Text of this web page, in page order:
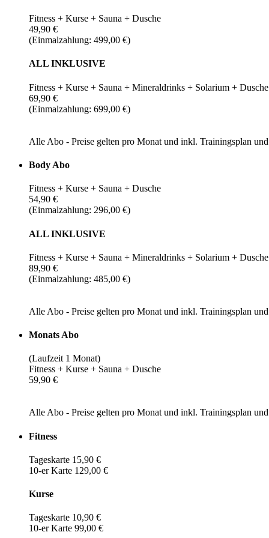
Fitness + Kurse + Sauna + Dusche
49,90 €
(Einmalzahlung: 499,00 €)
ALL INKLUSIVE
Fitness + Kurse + Sauna + Mineraldrinks + Solarium + Dusche
69,90 €
(Einmalzahlung: 699,00 €)
Alle Abo - Preise gelten pro Monat und inkl. Trainingsplan
Body Abo
Fitness + Kurse + Sauna + Dusche
54,90 €
(Einmalzahlung: 296,00 €)
ALL INKLUSIVE
Fitness + Kurse + Sauna + Mineraldrinks + Solarium + Dusche
89,90 €
(Einmalzahlung: 485,00 €)
Alle Abo - Preise gelten pro Monat und inkl. Trainingsplan
Monats Abo
(Laufzeit 1 Monat)
Fitness + Kurse + Sauna + Dusche
59,90 €
Alle Abo - Preise gelten pro Monat und inkl. Trainingsplan
Fitness
Tageskarte 15,90 €
10-er Karte 129,00 €
Kurse
Tageskarte 10,90 €
10-er Karte 99,00 €